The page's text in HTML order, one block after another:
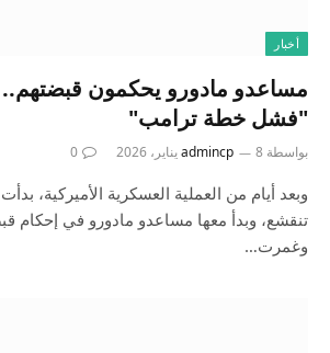
أخبار
مساعدو مادورو يحكمون
"فشل خطة ترامب"
بواسطة admincp 8 يناير، 2026 0
وبعد أيام من العملية العسكرية الأميركية،
تنقشع، وبدأ معها مساعدو مادورو في إحكام
وغمرت…